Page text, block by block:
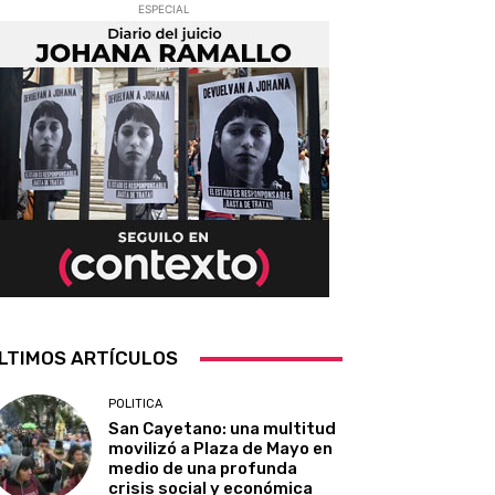
ESPECIAL
ARTÍCULOS
POLITICA
San Cayetano: una multitud
movilizó a Plaza de Mayo en
medio de una profunda
crisis social y económica